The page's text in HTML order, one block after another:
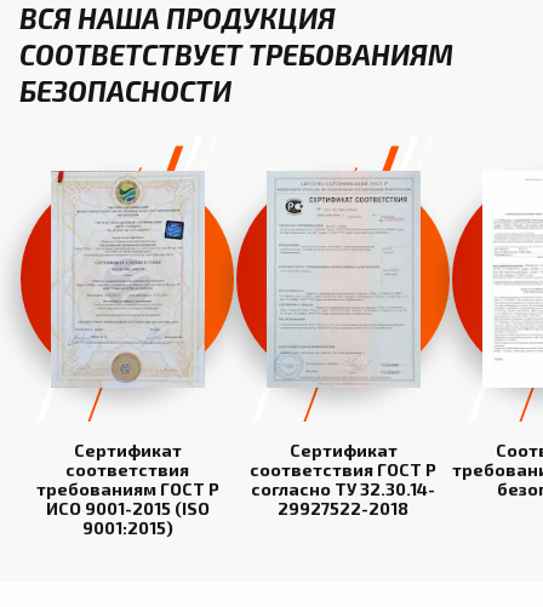
ВСЯ НАША ПРОДУКЦИЯ
СООТВЕТСТВУЕТ ТРЕБОВАНИЯМ
БЕЗОПАСНОСТИ
Сертификат
соответствия
требованиям ГОСТ Р
ИСО 9001-2015 (ISO
9001:2015)
Сертификат
соответствия ГОСТ Р
согласно ТУ 32.30.14-
29927522-2018